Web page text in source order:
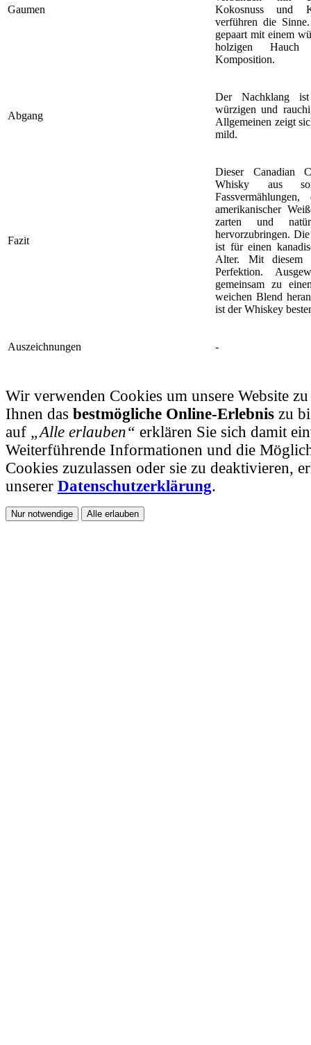
Gaumen
Kokosnuss und
verführen die
gepaart mit einem
holzigen Hauch
Komposition.
Abgang
Der Nachklang
würzigen und
Allgemeinen zeigt
mild.
Fazit
Dieser Canadian
Whisky aus
amerikanischer
zarten und
hervorzubringen.
ist für einen
Alter. Mit
Perfektion.
gemeinsam zu
weichen Blend
ist der Whiskey
Auszeichnungen -
Wir verwenden Cookies um unsere Website
Ihnen das bestmögliche Online-Erlebnis zu
auf „Alle erlauben“ erklären Sie sich damit
Weiterführende Informationen und die
Cookies zuzulassen oder sie zu deaktivieren,
unserer Datenschutzerklärung.
Nur notwendige Alle erlauben